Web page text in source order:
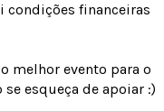
condições financeiras
melhor evento para o
se esqueça de apoiar :)